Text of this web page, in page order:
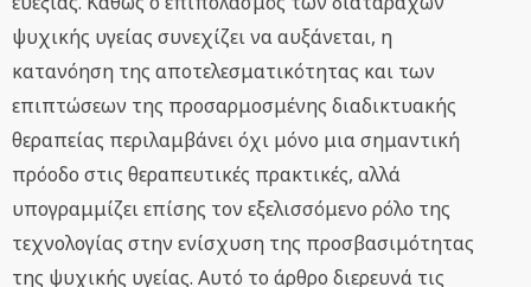
ψυχικής υγείας συνεχίζει να αυξάνεται, η
κατανόηση της αποτελεσματικότητας και των
επιπτώσεων της προσαρμοσμένης διαδικτυακής
θεραπείας περιλαμβάνει όχι μόνο μια σημαντική
πρόοδο στις θεραπευτικές πρακτικές, αλλά
υπογραμμίζει επίσης τον εξελισσόμενο ρόλο της
τεχνολογίας στην ενίσχυση της προσβασιμότητας
της ψυχικής υγείας. Αυτό το άρθρο διερευνά τις